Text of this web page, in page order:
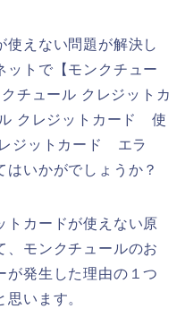
使えない問題が解決し
ットで【モンクチュー
チュール クレジットカ
クレジットカード 使
ジットカード エラ
はいかがでしょうか？
トカードが使えない原
、モンクチュールのお
が発生した理由の１つ
います。